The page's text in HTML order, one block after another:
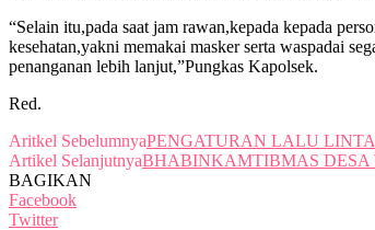
“Selain itu,pada saat jam rawan,kepada kepada
kesehatan,yakni memakai masker serta waspadai
penanganan lebih lanjut,”Pungkas Kapolsek.
Red.
Aritkel SebelumnyaPENGATURAN LALU
Artikel SelanjutnyaBHABINKAMTIBMAS
BAGIKAN
Facebook
Twitter